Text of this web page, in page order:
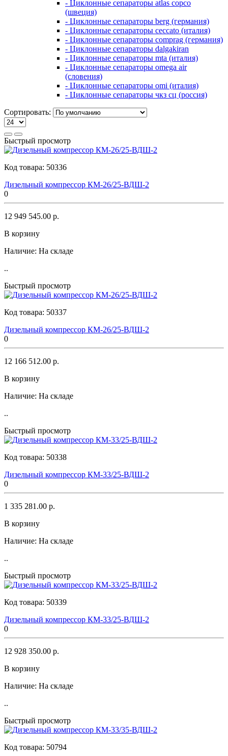
- Циклонные сепараторы atlas copco
(швеция)
- Циклонные сепараторы berg (германия)
- Циклонные сепараторы ceccato (италия)
- Циклонные сепараторы comprag (германия)
- Циклонные сепараторы dalgakiran
- Циклонные сепараторы mta (италия)
- Циклонные сепараторы omega air
(словения)
- Циклонные сепараторы omi (италия)
- Циклонные сепараторы чкз сц (россия)
Сортировать:
Быстрый просмотр
Код товара: 50336
Дизельный компрессор КМ-26/25-ВДШ-2
0
12 949 545.00 р.
В корзину
Наличие: На складе
..
Быстрый просмотр
Код товара: 50337
Дизельный компрессор КМ-26/25-ВДШ-2
0
12 166 512.00 р.
В корзину
Наличие: На складе
..
Быстрый просмотр
Код товара: 50338
Дизельный компрессор КМ-33/25-ВДШ-2
0
1 335 281.00 р.
В корзину
Наличие: На складе
..
Быстрый просмотр
Код товара: 50339
Дизельный компрессор КМ-33/25-ВДШ-2
0
12 928 350.00 р.
В корзину
Наличие: На складе
..
Быстрый просмотр
Код товара: 50794